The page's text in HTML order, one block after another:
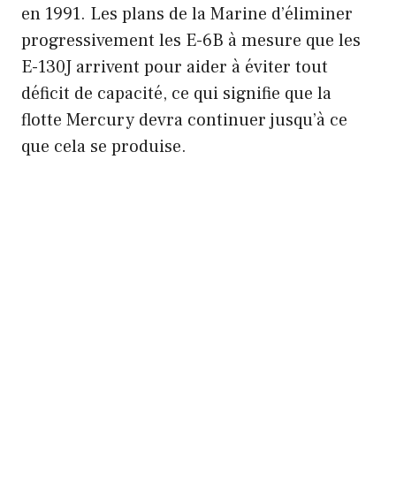
en 1991. Les plans de la Marine d’éliminer
progressivement les E-6B à mesure que les
E-130J arrivent pour aider à éviter tout
déficit de capacité, ce qui signifie que la
flotte Mercury devra continuer jusqu’à ce
que cela se produise.